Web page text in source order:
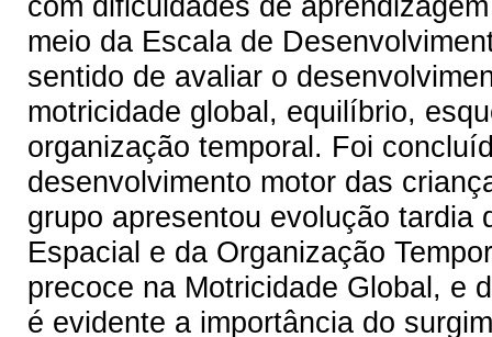
meio da Escala de
sentido de avaliar o
motricidade global, equilíbrio,
organização temporal. Foi
desenvolvimento motor das
grupo apresentou evolução tardia
Espacial e da Organização
precoce na Motricidade Global, e
é evidente a importância do